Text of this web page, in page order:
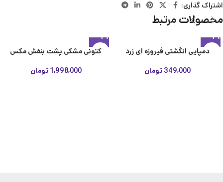
اشتراک گذاری:
محصولات مرتبط
دمپایی انگشتی فیروزه ای زرد
349,000 تومان
کتونی مشکی پشت بنفش مکس
1,998,000 تومان